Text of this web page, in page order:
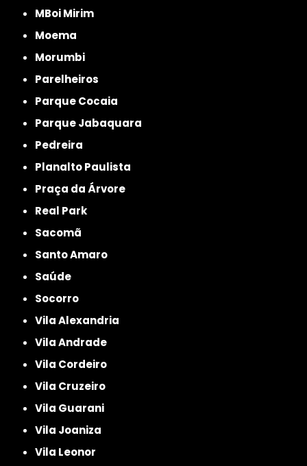
MBoi Mirim
Moema
Morumbi
Parelheiros
Parque Cocaia
Parque Jabaquara
Pedreira
Planalto Paulista
Praça da Árvore
Real Park
Sacomã
Santo Amaro
Saúde
Socorro
Vila Alexandria
Vila Andrade
Vila Cordeiro
Vila Cruzeiro
Vila Guarani
Vila Joaniza
Vila Leonor